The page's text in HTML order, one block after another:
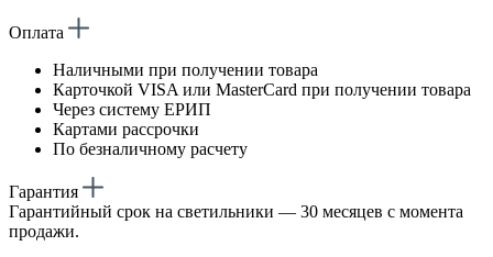
Оплата
Наличными при получении товара
Карточкой VISA или MasterCard при получении товара
Через систему ЕРИП
Картами рассрочки
По безналичному расчету
Гарантия
Гарантийный срок на светильники — 30 месяцев с момента
продажи.